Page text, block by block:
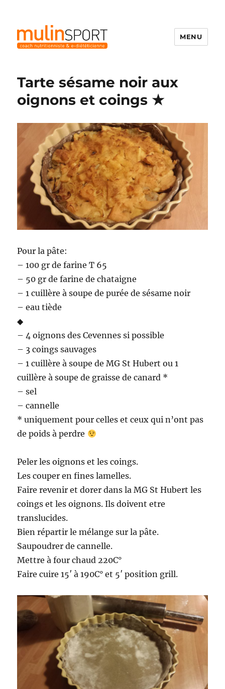
MENU
Tarte sésame noir aux
oignons et coings ★
Pour la pâte:
– 100 gr de farine T 65
– 50 gr de farine de chataigne
– 1 cuillère à soupe de purée de sésame noir
– eau tiède
◆
– 4 oignons des Cevennes si possible
– 3 coings sauvages
– 1 cuillère à soupe de MG St Hubert ou 1
cuillère à soupe de graisse de canard *
– sel
– cannelle
* uniquement pour celles et ceux qui n’ont pas
de poids à perdre
Peler les oignons et les coings.
Les couper en fines lamelles.
Faire revenir et dorer dans la MG St Hubert les
coings et les oignons. Ils doivent etre
translucides.
Bien répartir le mélange sur la pâte.
Saupoudrer de cannelle.
Mettre à four chaud 220C°
Faire cuire 15′ à 190C° et 5′ position grill.